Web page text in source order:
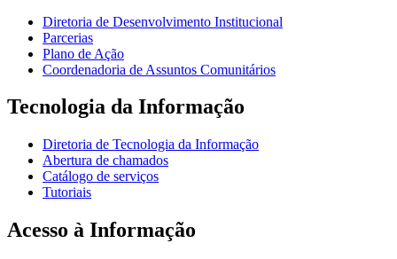
Diretoria de Desenvolvimento Institucional
Parcerias
Plano de Ação
Coordenadoria de Assuntos Comunitários
Tecnologia da Informação
Diretoria de Tecnologia da Informação
Abertura de chamados
Catálogo de serviços
Tutoriais
Acesso à Informação